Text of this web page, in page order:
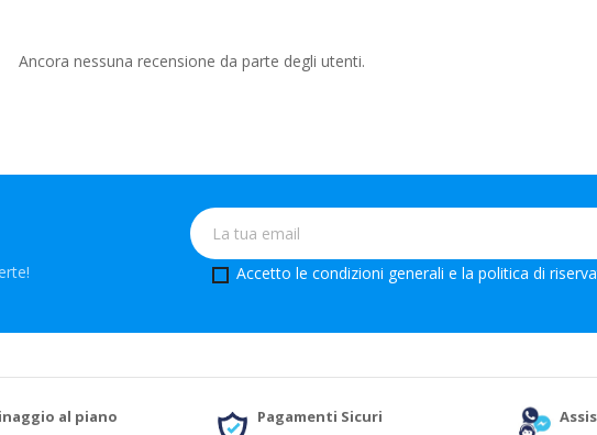
Ancora nessuna recensione da parte degli utenti.
Accetto le condizioni generali e la politica di
al piano
Pagamenti Sicuri